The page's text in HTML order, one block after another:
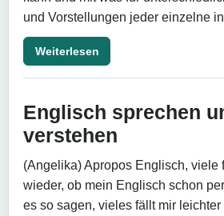
und Vorstellungen jeder einzelne
Weiterlesen
Englisch sprechen
verstehen
(Angelika) Apropos Englisch, viele
wieder, ob mein Englisch schon
es so sagen, vieles fällt mir leichter